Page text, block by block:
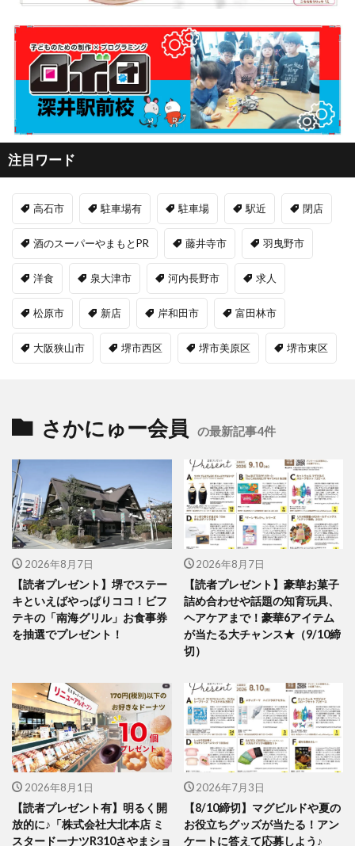
注目ワード
高石市 駐車場有 駐車場 駅近 閉店
酒のスーパーやまもとPR 藤井寺市 羽曳野市
洋食 泉大津市 河内長野市 求人
松原市 新店 岸和田市 富田林市
大阪狭山市 堺市西区 堺市美原区 堺市東区
さかにゅー会員 の最新記事4件
2026年8月7日
【読者プレゼント】堺でステー
キといえばやっぱりココ！ビフ
テキの「南海グリル」お食事券
を抽選でプレゼント！
2026年8月7日
【読者プレゼント】豪華お菓子
詰め合わせや話題の知育玩具、
ヘアケアまで！豪華6アイテム
が当たる大チャンス★（9/10締
切）
2026年8月1日
【読者プレゼント有】明るく開
放的に♪「株式会社大北本店 ミ
スタードーナツR310さやまショ
2026年7月3日
【8/10締切】マグビルドや夏の
お役立ちグッズが当たる！アン
ケートに答えて応募しよう♪